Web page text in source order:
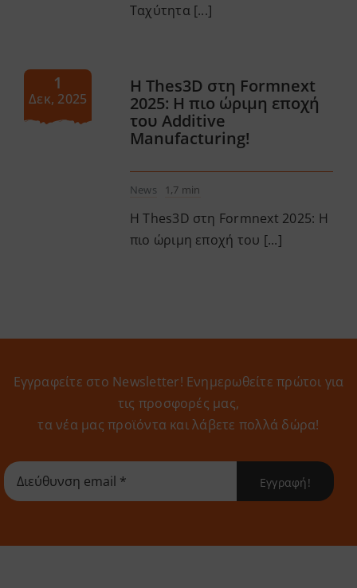
Ταχύτητα [...]
1
Δεκ, 2025
Η Thes3D στη Formnext
2025: Η πιο ώριμη εποχή
του Additive
Manufacturing!
News 1,7 min
Η Thes3D στη Formnext 2025: Η
πιο ώριμη εποχή του [...]
Εγγραφείτε στο Newsletter! Eνημερωθείτε πρώτοι για
τις προσφορές μας,
τα νέα μας προϊόντα και λάβετε πολλά δώρα!
Εγγραφή!